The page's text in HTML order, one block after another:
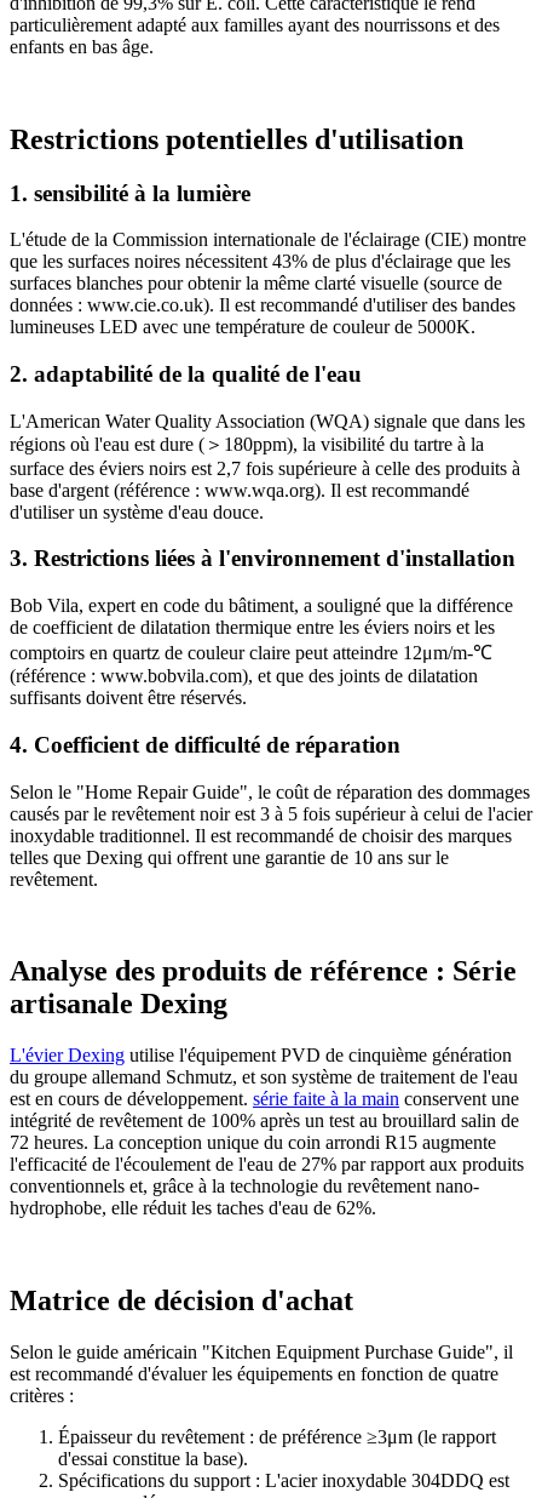
particulièrement adapté aux familles ayant des nourrissons et des
enfants en bas âge.
Restrictions potentielles d'utilisation
1. sensibilité à la lumière
L'étude de la Commission internationale de l'éclairage (CIE) montre
que les surfaces noires nécessitent 43% de plus d'éclairage que les
surfaces blanches pour obtenir la même clarté visuelle (source de
données : www.cie.co.uk). Il est recommandé d'utiliser des bandes
lumineuses LED avec une température de couleur de 5000K.
2. adaptabilité de la qualité de l'eau
L'American Water Quality Association (WQA) signale que dans les
régions où l'eau est dure (＞180ppm), la visibilité du tartre à la
surface des éviers noirs est 2,7 fois supérieure à celle des produits à
base d'argent (référence : www.wqa.org). Il est recommandé
d'utiliser un système d'eau douce.
3. Restrictions liées à l'environnement d'installation
Bob Vila, expert en code du bâtiment, a souligné que la différence
de coefficient de dilatation thermique entre les éviers noirs et les
comptoirs en quartz de couleur claire peut atteindre 12μm/m-℃
(référence : www.bobvila.com), et que des joints de dilatation
suffisants doivent être réservés.
4. Coefficient de difficulté de réparation
Selon le "Home Repair Guide", le coût de réparation des dommages
causés par le revêtement noir est 3 à 5 fois supérieur à celui de l'acier
inoxydable traditionnel. Il est recommandé de choisir des marques
telles que Dexing qui offrent une garantie de 10 ans sur le
revêtement.
Analyse des produits de référence : Série
artisanale Dexing
L'évier Dexing utilise l'équipement PVD de cinquième génération
du groupe allemand Schmutz, et son système de traitement de l'eau
est en cours de développement. série faite à la main conservent une
intégrité de revêtement de 100% après un test au brouillard salin de
72 heures. La conception unique du coin arrondi R15 augmente
l'efficacité de l'écoulement de l'eau de 27% par rapport aux produits
conventionnels et, grâce à la technologie du revêtement nano-
hydrophobe, elle réduit les taches d'eau de 62%.
Matrice de décision d'achat
Selon le guide américain "Kitchen Equipment Purchase Guide", il
est recommandé d'évaluer les équipements en fonction de quatre
critères :
Épaisseur du revêtement : de préférence ≥3μm (le rapport
d'essai constitue la base).
Spécifications du support : L'acier inoxydable 304DDQ est